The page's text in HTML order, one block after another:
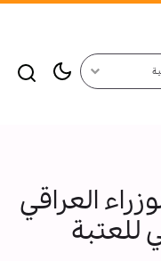
العراقي
للعتبة